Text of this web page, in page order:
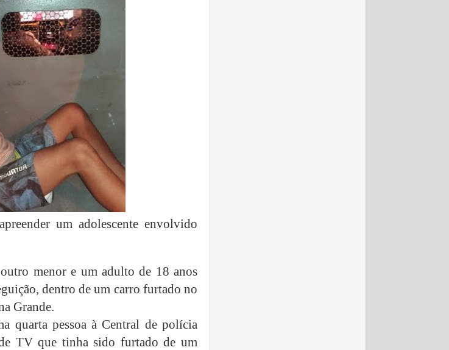
um adolescente envolvido
menor e um adulto de 18 anos
dentro de um carro furtado no
Grande.
quarta pessoa à Central de polícia
TV que tinha sido furtado de um